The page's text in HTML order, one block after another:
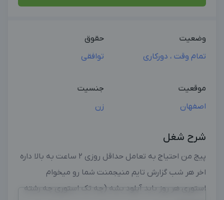
وضعیت
تمام وقت ، دورکاری
حقوق
توافقی
موقعیت
اصفهان
جنسیت
زن
شرح شغل
پیج من احتیاج به تعامل حداقل روزی ۲ ساعت به بالا داره
اخر هر شب گزارش تایم منیجمنت شما رو میخوام
استوری هر روز باید آپلود بشه (چه تک استوری چه رشته